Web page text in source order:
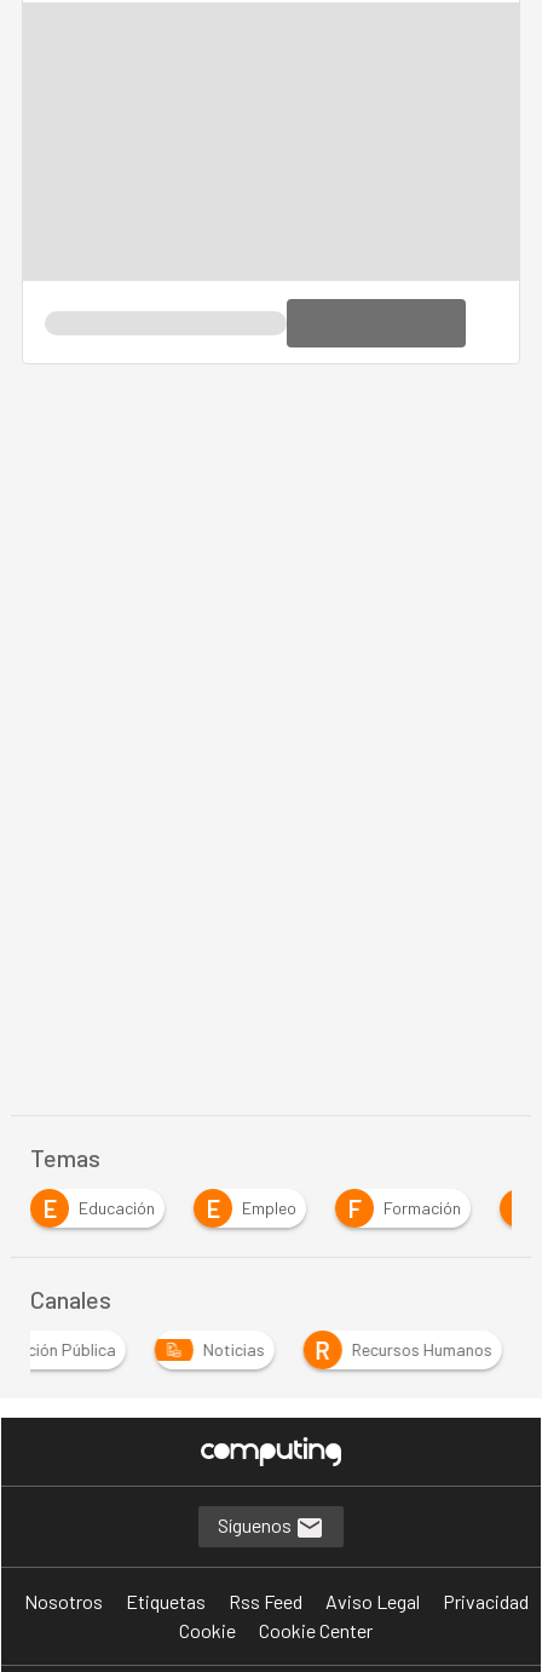
Temas
E
Educación E Empleo F Formación
Canales
Pública Noticias R Recursos Humanos
Síguenos
Nosotros Etiquetas Rss Feed Aviso Legal
Privacidad
Cookie
Cookie Center